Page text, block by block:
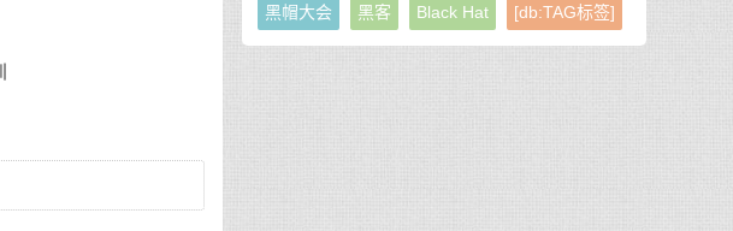
黑帽大会 黑客 Black Hat [db:TAG标签]